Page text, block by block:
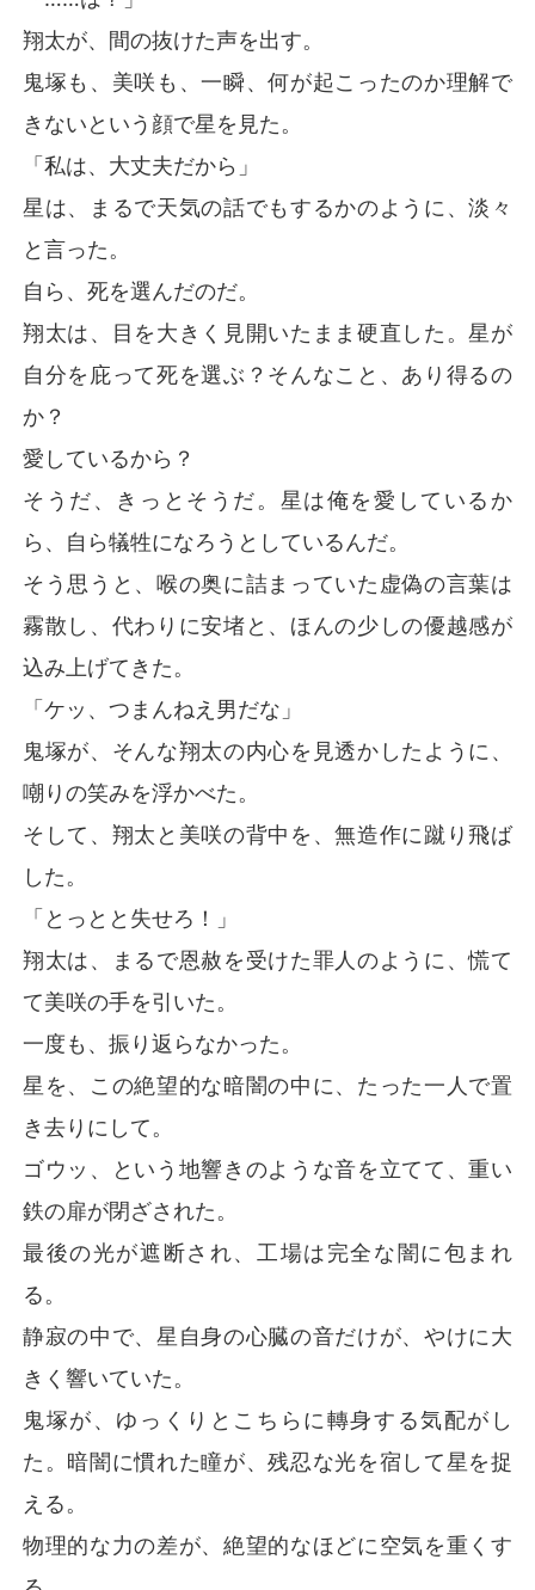
翔太が、間の抜けた声を出す。
鬼塚も、美咲も、一瞬、何が起こったのか理解で
きないという顔で星を見た。
「私は、大丈夫だから」
星は、まるで天気の話でもするかのように、淡々
と言った。
自ら、死を選んだのだ。
翔太は、目を大きく見開いたまま硬直した。星が
自分を庇って死を選ぶ？そんなこと、あり得るの
か？
愛しているから？
そうだ、きっとそうだ。星は俺を愛しているか
ら、自ら犠牲になろうとしているんだ。
そう思うと、喉の奥に詰まっていた虚偽の言葉は
霧散し、代わりに安堵と、ほんの少しの優越感が
込み上げてきた。
「ケッ、つまんねえ男だな」
鬼塚が、そんな翔太の内心を見透かしたように、
嘲りの笑みを浮かべた。
そして、翔太と美咲の背中を、無造作に蹴り飛ば
した。
「とっとと失せろ！」
翔太は、まるで恩赦を受けた罪人のように、慌て
て美咲の手を引いた。
一度も、振り返らなかった。
星を、この絶望的な暗闇の中に、たった一人で置
き去りにして。
ゴウッ、という地響きのような音を立てて、重い
鉄の扉が閉ざされた。
最後の光が遮断され、工場は完全な闇に包まれ
る。
静寂の中で、星自身の心臓の音だけが、やけに大
きく響いていた。
鬼塚が、ゆっくりとこちらに轉身する気配がし
た。暗闇に慣れた瞳が、残忍な光を宿して星を捉
える。
物理的な力の差が、絶望的なほどに空気を重くす